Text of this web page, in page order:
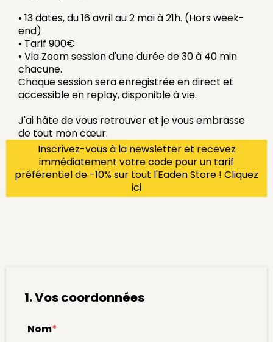
• 13 dates, du 16 avril au 2 mai à 21h. (Hors week-
end)
• Tarif 900€
• Via Zoom session d'une durée de 30 à 40 min
chacune.
Chaque session sera enregistrée en direct et
accessible en replay, disponible à vie.
J'ai hâte de vous retrouver et je vous embrasse
de tout mon cœur.
Inscrivez-vous à la newsletter et recevez
immédiatement votre code pour un tarif
préférentiel de -10% sur tout l'Eaden Store ! Cliquez
ici
1. Vos coordonnées
Nom*